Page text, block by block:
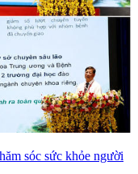
sóc sức khỏe người